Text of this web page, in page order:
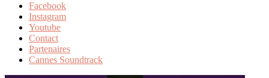
Facebook
Instagram
Youtube
Contact
Partenaires
Cannes Soundtrack